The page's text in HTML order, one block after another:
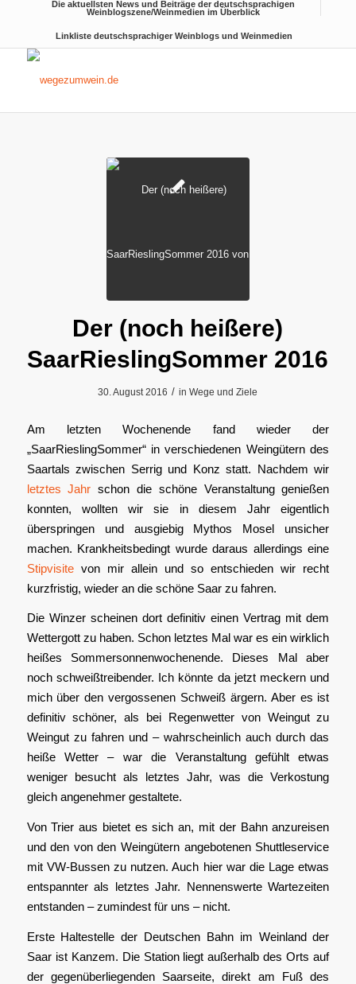
Die aktuellsten News und Beiträge der deutschsprachigen
Weinblogszene/Weinmedien im Überblick
Linkliste deutschsprachiger Weinblogs und Weinmedien
Der (noch heißere)
SaarRieslingSommer 2016
30. August 2016 / inWege und Ziele
Am letzten Wochenende fand wieder der
„SaarRieslingSommer“ in verschiedenen Weingütern des
Saartals zwischen Serrig und Konz statt. Nachdem wir
letztes Jahr schon die schöne Veranstaltung genießen
konnten, wollten wir sie in diesem Jahr eigentlich
überspringen und ausgiebig Mythos Mosel unsicher
machen. Krankheitsbedingt wurde daraus allerdings eine
Stipvisitevon mir allein und so entschieden wir recht
kurzfristig, wieder an die schöne Saar zu fahren.
Die Winzer scheinen dort definitiv einen Vertrag mit dem
Wettergott zu haben. Schon letztes Mal war es ein wirklich
heißes Sommersonnenwochenende. Dieses Mal aber
noch schweißtreibender. Ich könnte da jetzt meckern und
mich über den vergossenen Schweiß ärgern. Aber es ist
definitiv schöner, als bei Regenwetter von Weingut zu
Weingut zu fahren und – wahrscheinlich auch durch das
heiße Wetter – war die Veranstaltung gefühlt etwas
weniger besucht als letztes Jahr, was die Verkostung
gleich angenehmer gestaltete.
Von Trier aus bietet es sich an, mit der Bahn anzureisen
und den von den Weingütern angebotenen Shuttleservice
mit VW-Bussen zu nutzen. Auch hier war die Lage etwas
entspannter als letztes Jahr. Nennenswerte Wartezeiten
entstanden – zumindest für uns – nicht.
Erste Haltestelle der Deutschen Bahn im Weinland der
Saar ist Kanzem. Die Station liegt außerhalb des Orts auf
der gegenüberliegenden Saarseite, direkt am Fuß des